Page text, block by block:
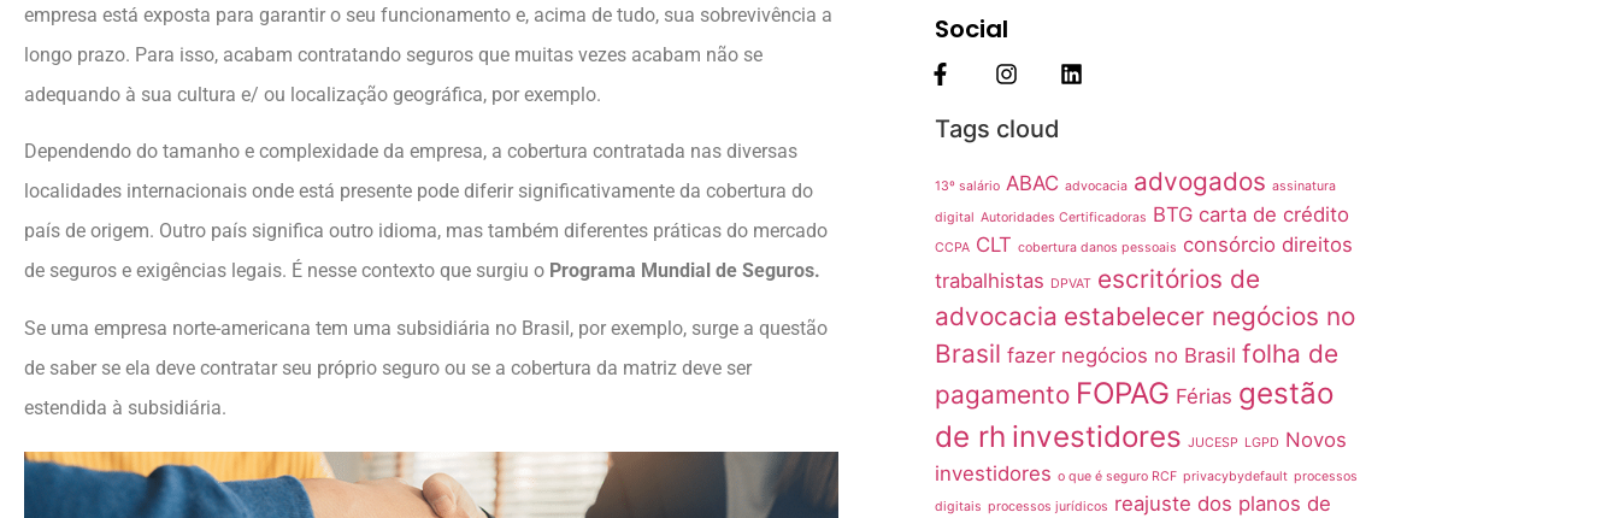
empresa está exposta para garantir o seu funcionamento e, acima de tudo, sua sobrevivência a
longo prazo. Para isso, acabam contratando seguros que muitas vezes acabam não se
adequando à sua cultura e/ ou localização geográfica, por exemplo.
Dependendo do tamanho e complexidade da empresa, a cobertura contratada nas diversas
localidades internacionais onde está presente pode diferir significativamente da cobertura do
país de origem. Outro país significa outro idioma, mas também diferentes práticas do mercado
de seguros e exigências legais. É nesse contexto que surgiu o Programa Mundial de Seguros.
Se uma empresa norte-americana tem uma subsidiária no Brasil, por exemplo, surge a questão
de saber se ela deve contratar seu próprio seguro ou se a cobertura da matriz deve ser
estendida à subsidiária.
Social
Tags cloud
13º salário ABAC advocacia advogados assinatura
digital Autoridades Certificadoras BTG carta de crédito
CCPA CLT cobertura danos pessoais consórcio direitos
trabalhistas DPVAT escritórios de
advocacia estabelecer negócios no
Brasil fazer negócios no Brasil folha de
pagamento FOPAG Férias gestão
de rh investidores JUCESP LGPD Novos
investidores o que é seguro RCF privacybydefault processos
digitais processos jurídicos reajuste dos planos de